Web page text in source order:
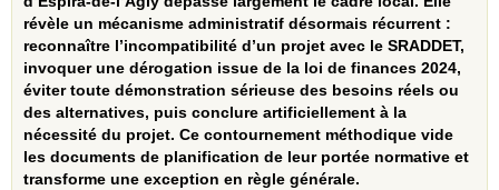
révèle un mécanisme administratif désormais récurrent :
reconnaître l’incompatibilité d’un projet avec le SRADDET,
invoquer une dérogation issue de la loi de finances 2024,
éviter toute démonstration sérieuse des besoins réels ou
des alternatives, puis conclure artificiellement à la
nécessité du projet. Ce contournement méthodique vide
les documents de planification de leur portée normative et
transforme une exception en règle générale.